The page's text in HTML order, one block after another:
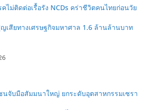
คไม่ติดต่อเรื้อรัง NCDs คร่าชีวิตคนไทยก่อนวัย
เสียทางเศรษฐกิจมหาศาล 1.6 ล้านล้านบาท
นจับมือสัมมนาใหญ่ ยกระดับอุตสาหกรรมเซรา